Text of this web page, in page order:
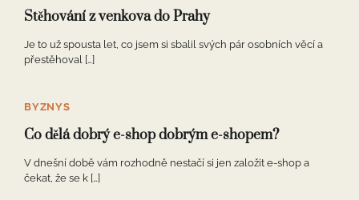
Stěhování z venkova do Prahy
Je to už spousta let, co jsem si sbalil svých pár osobních věcí a
přestěhoval […]
BYZNYS
Co dělá dobrý e-shop dobrým e-shopem?
V dnešní době vám rozhodně nestačí si jen založit e-shop a
čekat, že se k […]